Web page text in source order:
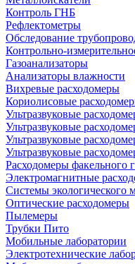
Контроль ГНБ
Рефлектометры
Обследование
Контрольно-
Газоанализаторы
Анализаторы влажности
Вихревые расходомеры
Кориолисовые
Ультразвуковые
Ультразвуковые
Ультразвуковые
Ультразвуковые
Расходомеры факельного
Электромагнитные
Системы экологического
Оптические расходомеры
Пылемеры
Трубки Пито
Мобильные лаборатории
Электротехнические